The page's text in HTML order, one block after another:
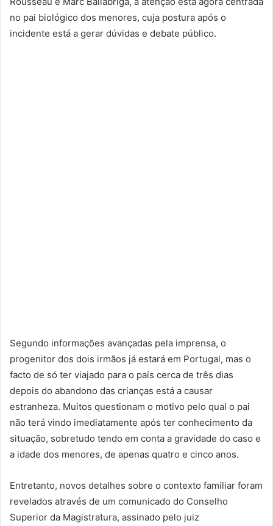
no pai biológico dos menores, cuja postura após o
incidente está a gerar dúvidas e debate público.
Segundo informações avançadas pela imprensa, o
progenitor dos dois irmãos já estará em Portugal, mas o
facto de só ter viajado para o país cerca de três dias
depois do abandono das crianças está a causar
estranheza. Muitos questionam o motivo pelo qual o pai
não terá vindo imediatamente após ter conhecimento da
situação, sobretudo tendo em conta a gravidade do caso e
a idade dos menores, de apenas quatro e cinco anos.
Entretanto, novos detalhes sobre o contexto familiar foram
revelados através de um comunicado do Conselho
Superior da Magistratura, assinado pelo juiz